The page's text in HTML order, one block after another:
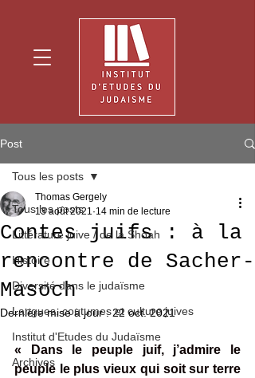
Post
Tous les posts
Littérature juive / de la Shoah
Histoire
Diversité dans le judaïsme
Langues, coutumes et culture juives
Institut d'Etudes du Judaïsme
Archives
Tous les posts
Contes juifs : à la
rencontre de Sacher-
Masoch
Thomas Gergely
13 août 2021 14 min de lecture
Dernière mise à jour :22 oct. 2021
« Dans le peuple juif, j’admire le
peuple le plus vieux qui soit sur terre